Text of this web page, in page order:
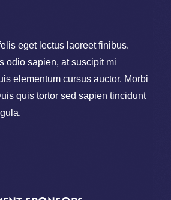
eget lectus laoreet finibus.
odio sapien, at suscipit mi
elementum cursus auctor. Morbi
quis tortor sed sapien tincidunt